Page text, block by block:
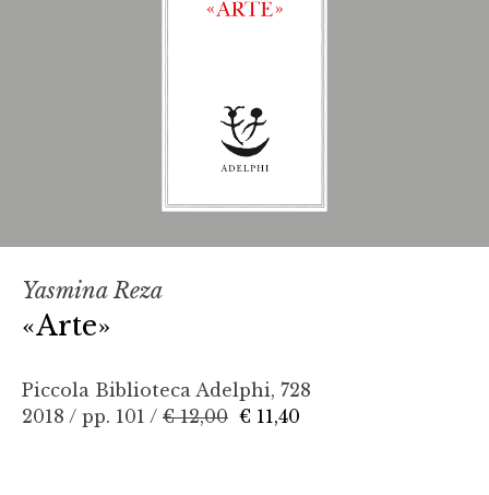
Yasmina Reza
«Arte»
Piccola Biblioteca Adelphi, 728
2018 / pp. 101 / € 12,00 € 11,40